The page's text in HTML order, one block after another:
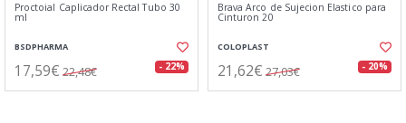
Proctoial Caplicador Rectal Tubo 30
ml
BSDPHARMA
17,59€ 22,48€ - 22%
Brava Arco de Sujecion Elastico para
Cinturon 20
COLOPLAST
21,62€ 27,03€ - 20%